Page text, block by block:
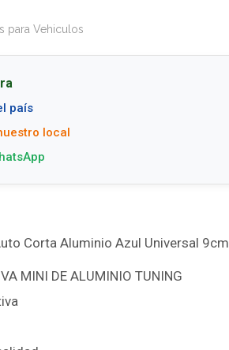
para Vehiculos
país
local
Corta Aluminio Azul Universal 9cm
MINI DE ALUMINIO TUNING